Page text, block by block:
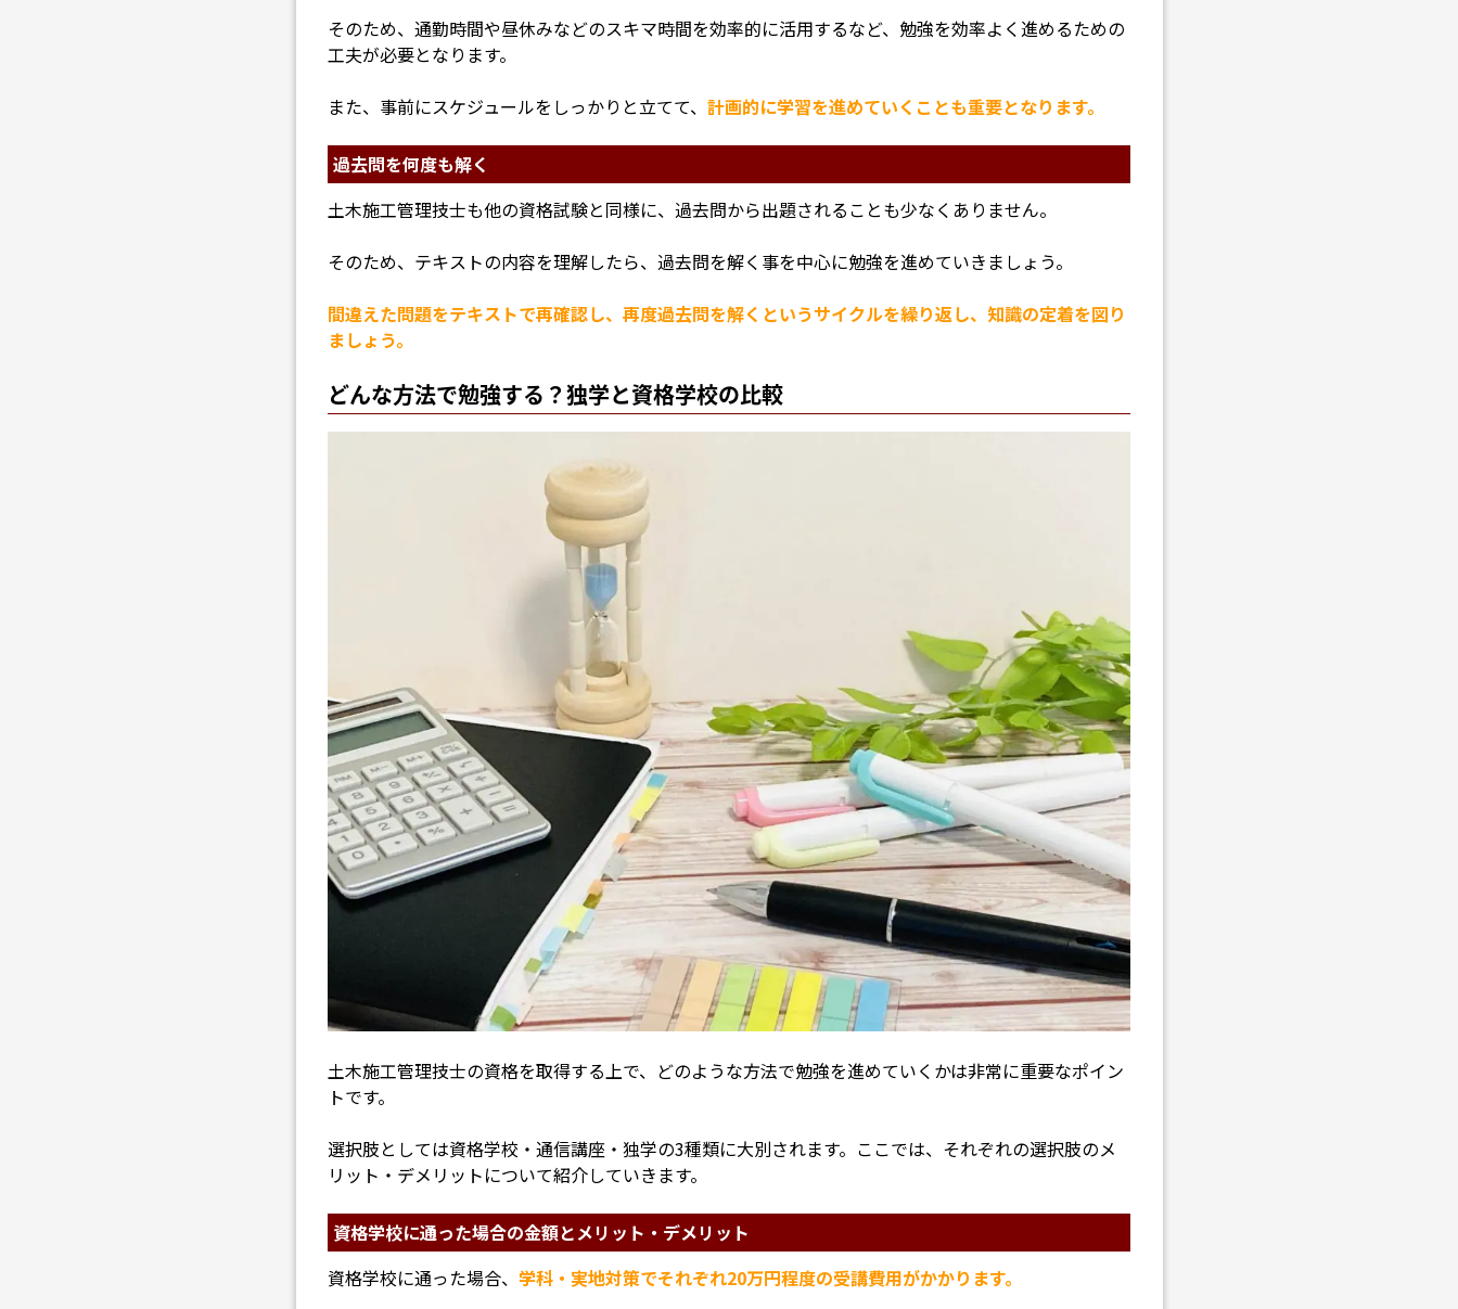
そのため、通勤時間や昼休みなどのスキマ時間を効率的に活用するなど、勉強を効率よく進めるための
工夫が必要となります。
また、事前にスケジュールをしっかりと立てて、 計画的に学習を進めていくことも重要となります。
過去問を何度も解く
土木施工管理技士も他の資格試験と同様に、過去問から出題されることも少なくありません。
そのため、テキストの内容を理解したら、過去問を解く事を中心に勉強を進めていきましょう。
間違えた問題をテキストで再確認し、再度過去問を解くというサイクルを繰り返し、知識の定着を図り
ましょう。
どんな方法で勉強する？独学と資格学校の比較
土木施工管理技士の資格を取得する上で、どのような方法で勉強を進めていくかは非常に重要なポイン
トです。
選択肢としては資格学校・通信講座・独学の3種類に大別されます。ここでは、それぞれの選択肢のメ
リット・デメリットについて紹介していきます。
資格学校に通った場合の金額とメリット・デメリット
資格学校に通った場合、 学科・実地対策でそれぞれ20万円程度の受講費用がかかります。